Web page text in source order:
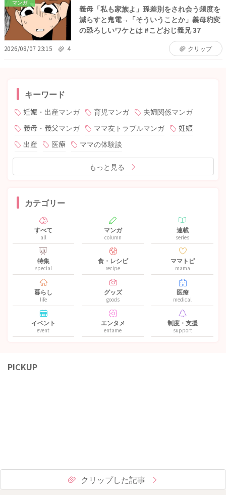
マンガ
義母「私も家族よ」孫差別をされ会う頻度を
減らすと鬼電→「そういうことか」義母豹変
の恐ろしいワケとは #こどおじ義兄 37
2026/08/07 23:15 4 クリップ
キーワード
妊娠・出産マンガ 育児マンガ
夫婦関係マンガ
義母・義父マンガ
ママ友トラブルマンガ
妊娠
出産
医療 ママの体験談
もっと見る
カテゴリー
すべて
all
マンガ
column
連載
series
特集
special
食・レシピ
recipe
ママトピ
mama
暮らし
life
グッズ
goods
医療
medical
イベント
event
エンタメ
entame
制度・支援
support
PICKUP
クリップした記事